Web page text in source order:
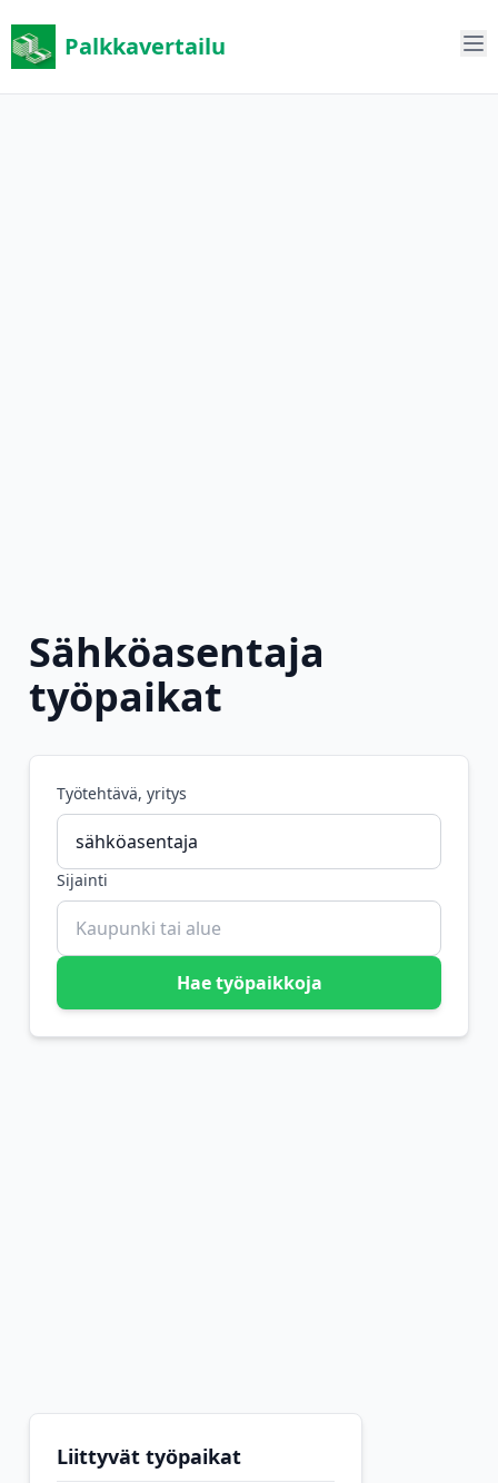
Palkkavertailu
Sähköasentaja
työpaikat
Työtehtävä, yritys
Sijainti
Hae työpaikkoja
Liittyvät työpaikat